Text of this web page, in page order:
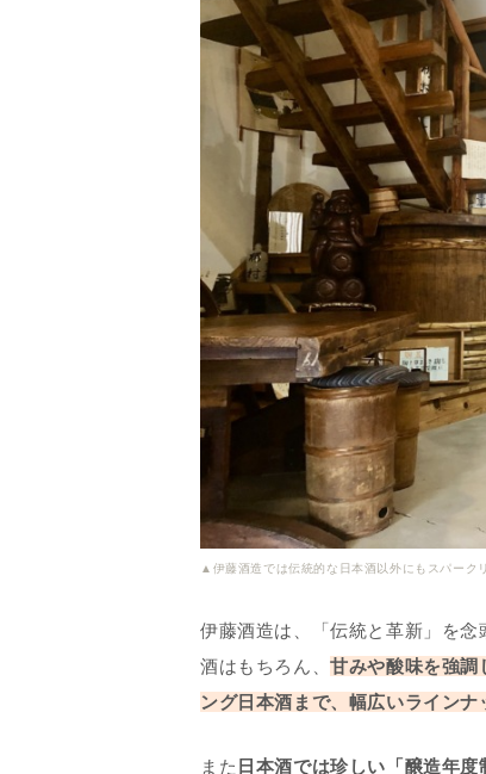
▲伊藤酒造では伝統的な日本酒以外にもスパーク
伊藤酒造は、「伝統と革新」を
酒はもちろん、甘みや酸味を強調
ング日本酒まで、幅広いラインナ
また 日本酒では珍しい「醸造年